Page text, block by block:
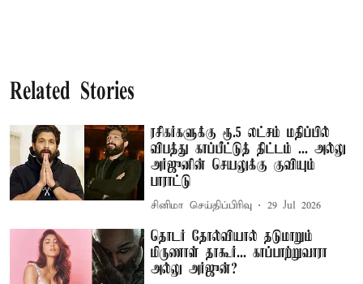
Related Stories
ரசிகர்களுக்கு ரூ.5 லட்சம் மதிப்பில்
விபத்து காப்பீட்டுத் திட்டம் ... அல்லு
அர்ஜுனின் செயலுக்கு குவியும்
பாராட்டு
சினிமா செய்திப்பிரிவு 29 Jul 2026
தொடர் தோல்வியால் தடுமாறும்
மிருணாள் தாகூர்... காப்பாற்றுவாரா
அல்லு அர்ஜுன்?